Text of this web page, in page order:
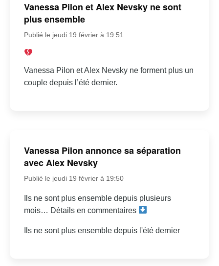
Vanessa Pilon et Alex Nevsky ne sont
plus ensemble
Publié le jeudi 19 février à 19:51
Vanessa Pilon et Alex Nevsky ne forment plus un
couple depuis l’été dernier.
Vanessa Pilon annonce sa séparation
avec Alex Nevsky
Publié le jeudi 19 février à 19:50
Ils ne sont plus ensemble depuis plusieurs
mois… Détails en commentaires
Ils ne sont plus ensemble depuis l'été dernier